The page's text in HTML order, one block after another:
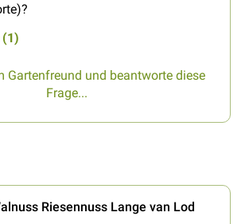
Gartenfreund und beantworte diese
Frage...
Riesennuss Lange van Lod